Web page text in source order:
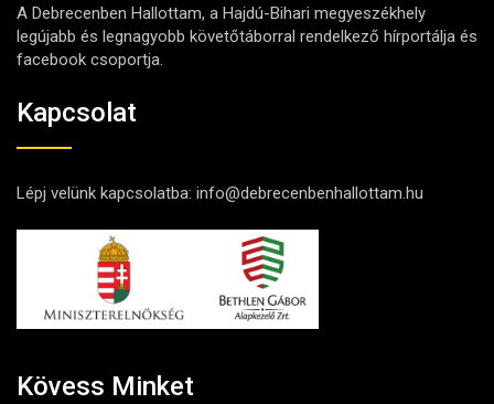
A Debrecenben Hallottam, a Hajdú-Bihari megyeszékhely
legújabb és legnagyobb követőtáborral rendelkező hírportálja és
facebook csoportja.
Kapcsolat
Lépj velünk kapcsolatba: info@debrecenbenhallottam.hu
Kövess Minket